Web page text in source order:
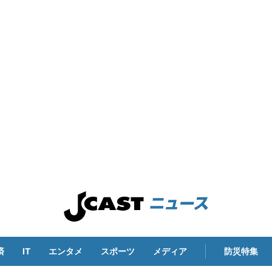
IT エンタメ スポーツ メディア 防災特集